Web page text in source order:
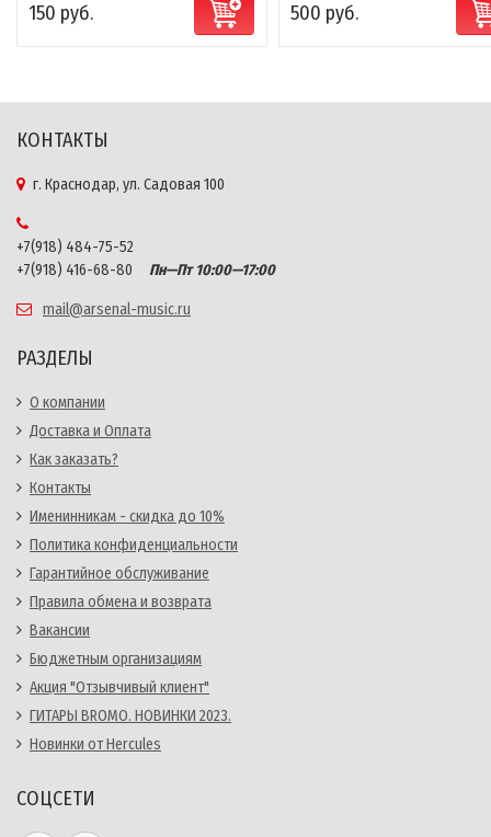
150 руб. 500 руб.
КОНТАКТЫ
г. Краснодар, ул. Садовая 100
+7(918) 484-75-52
+7(918) 416-68-80
Пн—Пт 10:00—17:00
mail@arsenal-music.ru
РАЗДЕЛЫ
О компании
Доставка и Оплата
Как заказать?
Контакты
Именинникам - скидка до 10%
Политика конфиденциальности
Гарантийное обслуживание
Правила обмена и возврата
Вакансии
Бюджетным организациям
Акция "Отзывчивый клиент"
ГИТАРЫ BROMO. НОВИНКИ 2023.
Новинки от Hercules
СОЦСЕТИ